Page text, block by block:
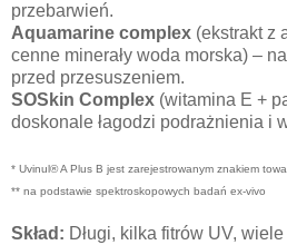
przebarwień.
Aquamarine complex (ekstrakt z
cenne minerały woda morska) –
przed przesuszeniem.
SOSkin Complex (witamina E +
doskonale łagodzi podrażnienia i
* Uvinul® A Plus B jest zarejestrowanym znakiem
** na podstawie spektroskopowych badań ex-vivo
Skład: Długi, kilka fitrów UV,